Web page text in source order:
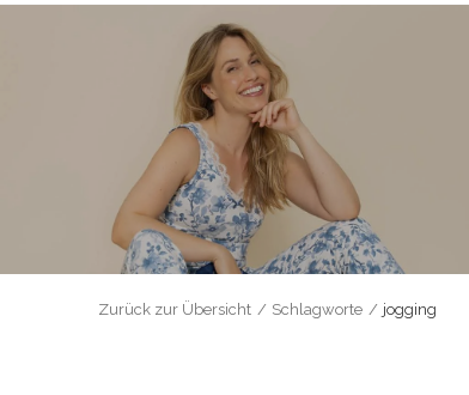
Zurück zur Übersicht Schlagworte jogging